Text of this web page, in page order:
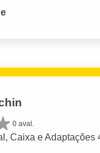
0 aval.
Caixa e Adaptações